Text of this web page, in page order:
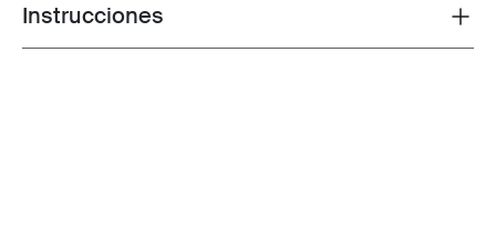
Toggle guides and instructions
Instrucciones